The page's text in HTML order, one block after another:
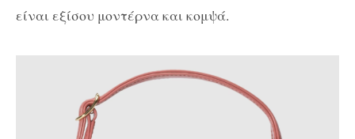
είναι εξίσου μοντέρνα και κομψά.